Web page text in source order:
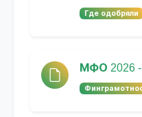
Где одобряли
МФО 2026